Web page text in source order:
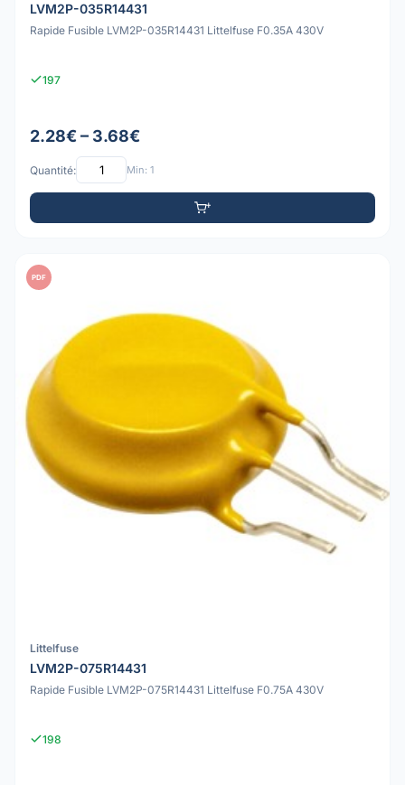
LVM2P-035R14431
Rapide Fusible LVM2P-035R14431 Littelfuse F0.35A 430V
197
2.28€ – 3.68€
Quantité: Min: 1
PDF
Littelfuse
LVM2P-075R14431
Rapide Fusible LVM2P-075R14431 Littelfuse F0.75A 430V
198